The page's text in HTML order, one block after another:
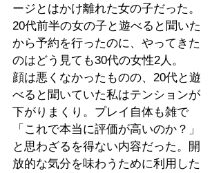
ージとはかけ離れた女の子だった。
20代前半の女の子と遊べると聞いた
から予約を行ったのに、やってきた
のはどう見ても30代の女性2人。
顔は悪くなかったものの、20代と遊
べると聞いていた私はテンションが
下がりまくり。プレイ自体も雑で
「これで本当に評価が高いのか？」
と思わざるを得ない内容だった。開
放的な気分を味わうために利用した